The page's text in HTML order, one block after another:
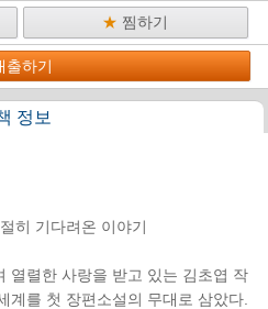
★ 찜하기
출하기
정보
히 기다려온 이야기
열렬한 사랑을 받고 있는 김초엽 작
계를 첫 장편소설의 무대로 삼았다.